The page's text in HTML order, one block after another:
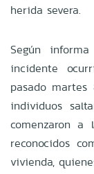
herida severa.
Según
incidente
pasado
individuos
comenzaron a
reconocidos
vivienda,